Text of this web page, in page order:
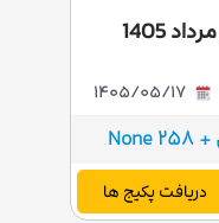
1405
دریافت پکیج ها